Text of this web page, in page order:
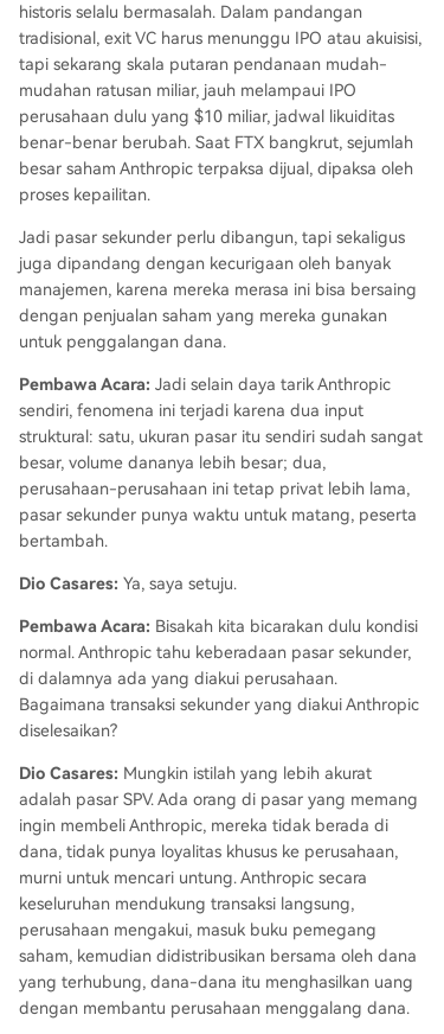
historis selalu bermasalah. Dalam pandangan
tradisional, exit VC harus menunggu IPO atau akuisisi,
tapi sekarang skala putaran pendanaan mudah-
mudahan ratusan miliar, jauh melampaui IPO
perusahaan dulu yang $10 miliar, jadwal likuiditas
benar-benar berubah. Saat FTX bangkrut, sejumlah
besar saham Anthropic terpaksa dijual, dipaksa oleh
proses kepailitan.
Jadi pasar sekunder perlu dibangun, tapi sekaligus
juga dipandang dengan kecurigaan oleh banyak
manajemen, karena mereka merasa ini bisa bersaing
dengan penjualan saham yang mereka gunakan
untuk penggalangan dana.
Pembawa Acara: Jadi selain daya tarik Anthropic
sendiri, fenomena ini terjadi karena dua input
struktural: satu, ukuran pasar itu sendiri sudah sangat
besar, volume dananya lebih besar; dua,
perusahaan-perusahaan ini tetap privat lebih lama,
pasar sekunder punya waktu untuk matang, peserta
bertambah.
Dio Casares: Ya, saya setuju.
Pembawa Acara: Bisakah kita bicarakan dulu kondisi
normal. Anthropic tahu keberadaan pasar sekunder,
di dalamnya ada yang diakui perusahaan.
Bagaimana transaksi sekunder yang diakui Anthropic
diselesaikan?
Dio Casares: Mungkin istilah yang lebih akurat
adalah pasar SPV. Ada orang di pasar yang memang
ingin membeli Anthropic, mereka tidak berada di
dana, tidak punya loyalitas khusus ke perusahaan,
murni untuk mencari untung. Anthropic secara
keseluruhan mendukung transaksi langsung,
perusahaan mengakui, masuk buku pemegang
saham, kemudian didistribusikan bersama oleh dana
yang terhubung, dana-dana itu menghasilkan uang
dengan membantu perusahaan menggalang dana.